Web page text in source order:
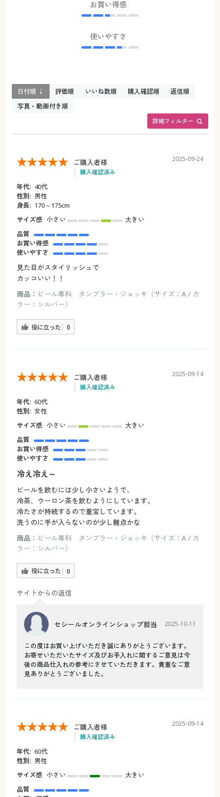
お買い得感
使いやすさ
詳細フィルター
日付順 ↓ 評価順 いいね数順 購入確認順
返信順
写真・動画付き順
ご購入者様
購入確認済み
2025-09-24
年代: 40代
性別: 男性
身長: 170～175cm
サイズ感 小さい
大きい
品質
お買い得感
使いやすさ
見た目がスタイリッシュで
カッコいい！！
商品： ビール専科 タンブラー・ジョッキ（サイズ：A / カ
ラー：シルバー）
役に立った 0
ご購入者様
購入確認済み
2025-09-14
年代: 60代
性別: 女性
サイズ感 小さい
大きい
品質
お買い得感
使いやすさ
冷え冷え～
ビールを飲むには少し小さいようで、
冷茶、ウーロン茶を飲むようにしています。
冷たさが持続するので重宝しています。
洗うのに手が入らないのが少し難点かな
商品： ビール専科 タンブラー・ジョッキ（サイズ：A / カ
ラー：シルバー）
役に立った 0
サイトからの返信
セシールオンラインショップ担当 2025-10-11
この度はお買い上げいただき誠にありがとうございます。
お寄せいただいたサイズ及びお手入れに関するご意見は今
後の商品仕入れの参考にさせていただきます。貴重なご意
見ありがとうございました。
ご購入者様
購入確認済み
2025-09-14
年代: 60代
性別: 男性
サイズ感 小さい
大きい
品質